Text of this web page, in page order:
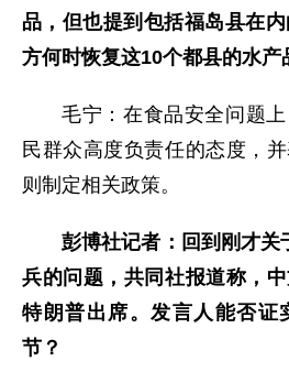
品，但也提到包括福岛县在
方何时恢复这10个都县的水产
毛宁：在食品安全问题
民群众高度负责任的态度，
则制定相关政策。
彭博社记者：回到刚才关
兵的问题，共同社报道称，
特朗普出席。发言人能否证
节？